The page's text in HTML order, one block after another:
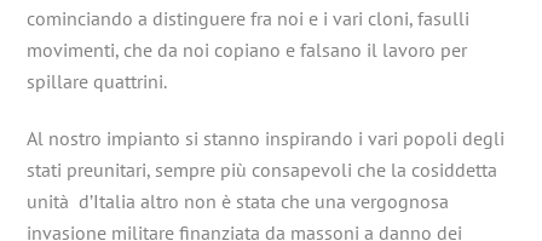
cominciando a distinguere fra noi e i vari cloni, fasulli
movimenti, che da noi copiano e falsano il lavoro per
spillare quattrini.
Al nostro impianto si stanno inspirando i vari popoli degli
stati preunitari, sempre più consapevoli che la cosiddetta
unità d’Italia altro non è stata che una vergognosa
invasione militare finanziata da massoni a danno dei